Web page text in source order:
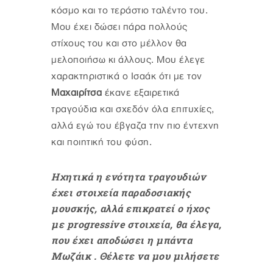
κόσμο και το τεράστιο ταλέντο του.
Μου έχει δώσει πάρα πολλούς
στίχους του και στο μέλλον θα
μελοποιήσω κι άλλους. Μου έλεγε
χαρακτηριστικά ο Ισαάκ ότι με τον
Μαχαιρίτσα έκανε εξαιρετικά
τραγούδια και σχεδόν όλα επιτυχίες,
αλλά εγώ του έβγαζα την πιο έντεχνη
και ποιητική του φύση.
Ηχητικά η ενότητα τραγουδιών
έχει στοιχεία παραδοσιακής
μουσκής, αλλά επικρατεί ο ήχος
με progressive στοιχεία, θα έλεγα,
που έχει αποδώσει η μπάντα
Μωζάικ . Θέλετε να μου μιλήσετε